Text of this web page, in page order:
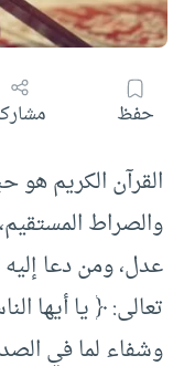
حفظ
القرآن الكريم هو
والصراط
عدل، ومن دعا
تعالى: ﴿ يا أيها
وشفاء لما في